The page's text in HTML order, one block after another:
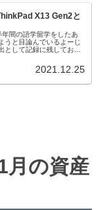
X13 Gen2と
間の語学留学をしたあ
うと目論んでいるよーじ
として記録に残しておき
2021.12.25
月の資産